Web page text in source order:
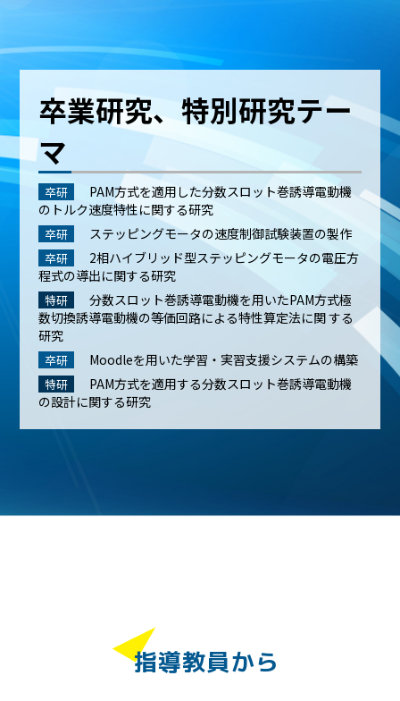
卒業研究、特別研究テー
マ
卒研
PAM方式を適用した分数スロット巻誘導電動機
のトルク速度特性に関する研究
卒研 ステッピングモータの速度制御試験装置の製作
卒研
2相ハイブリッド型ステッピングモータの電圧方
程式の導出に関する研究
特研
分数スロット巻誘導電動機を用いたPAM方式極
数切換誘導電動機の等価回路による特性算定法に関 する
研究
卒研 Moodleを用いた学習・実習支援システムの構築
特研
PAM方式を適用する分数スロット巻誘導電動機
の設計に関する研究
指導教員から